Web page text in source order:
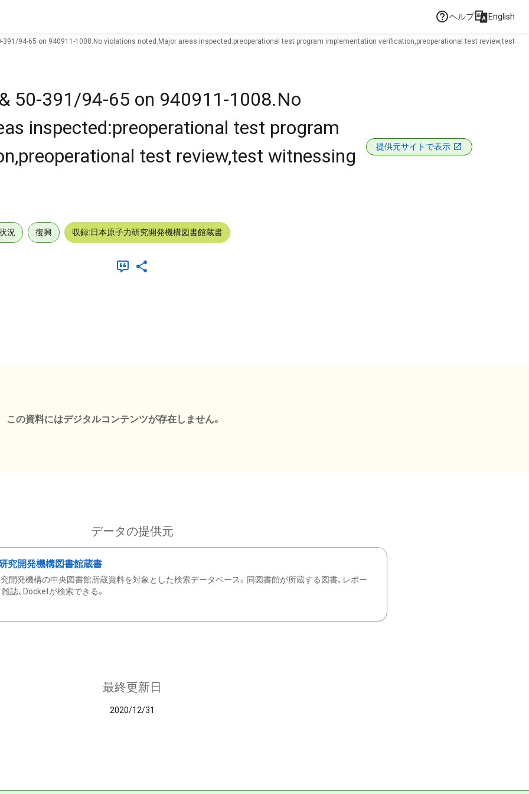
ヘルプ English
391/94-65 on 940911-1008.No violations noted.Major areas inspected:preoperational test program implementation verification,preoperational test review,test
50-391/94-65 on 940911-1008.No
inspected:preoperational test program
test review,test witnessing
提供元サイトで表示
況 復興 収録:日本原子力研究開発機構図書館蔵書
この資料にはデジタルコンテンツが存在しません。
データの提供元
究開発機構図書館蔵書
開発機構の中央図書館所蔵資料を対象とした検索データベース。同図書館が所蔵する図書、レポー
雑誌、Docketが検索できる。
最終更新日
2020/12/31